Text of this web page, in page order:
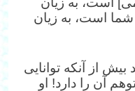
است، به زیان
از آنکه توانایی
آن را دارد! او